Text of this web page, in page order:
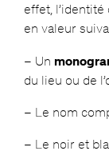
effet,
en valeur
– Un
du lieu ou de
– Le nom
– Le noir et